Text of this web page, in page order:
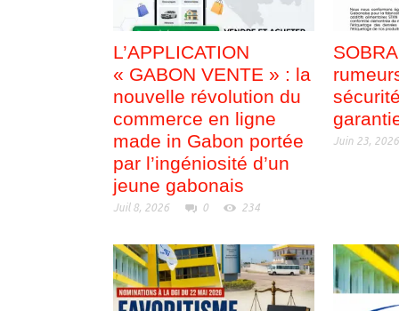
L’APPLICATION
« GABON VENTE » : la
nouvelle révolution du
commerce en ligne
made in Gabon portée
par l’ingéniosité d’un
jeune gabonais
Juil 8, 2026 0 234
Juin 23, 2026